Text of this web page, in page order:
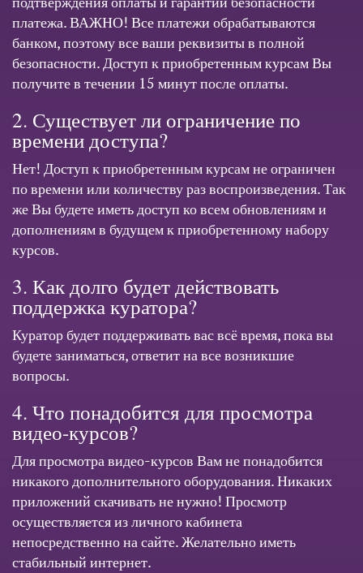
платежа. ВАЖНО! Все платежи обрабатываются
банком, поэтому все ваши реквизиты в полной
безопасности. Доступ к приобретенным курсам Вы
получите в течении 15 минут после оплаты.
2. Существует ли ограничение по
времени доступа?
Нет! Доступ к приобретенным курсам не ограничен
по времени или количеству раз воспроизведения. Так
же Вы будете иметь доступ ко всем обновлениям и
дополнениям в будущем к приобретенному набору
курсов.
3. Как долго будет действовать
поддержка куратора?
Куратор будет поддерживать вас всё время, пока вы
будете заниматься, ответит на все возникшие
вопросы.
4. Что понадобится для просмотра
видео-курсов?
Для просмотра видео-курсов Вам не понадобится
никакого дополнительного оборудования. Никаких
приложений скачивать не нужно! Просмотр
осуществляется из личного кабинета
непосредственно на сайте. Желательно иметь
стабильный интернет.